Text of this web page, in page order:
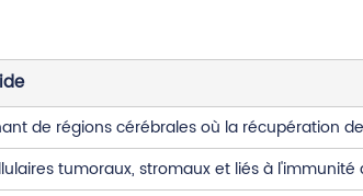
de régions cérébrales où la récupération
tumoraux, stromaux et liés à l'immunité